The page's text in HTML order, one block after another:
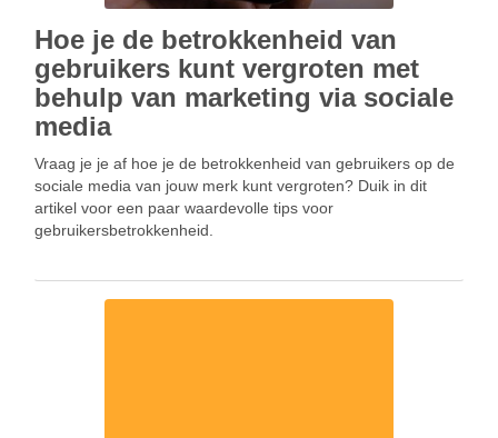
Hoe je de betrokkenheid van
gebruikers kunt vergroten met
behulp van marketing via sociale
media
Vraag ​​je je af hoe je de betrokkenheid van gebruikers op de
sociale media van jouw merk kunt vergroten? Duik in dit
artikel voor een paar waardevolle tips voor
gebruikersbetrokkenheid.